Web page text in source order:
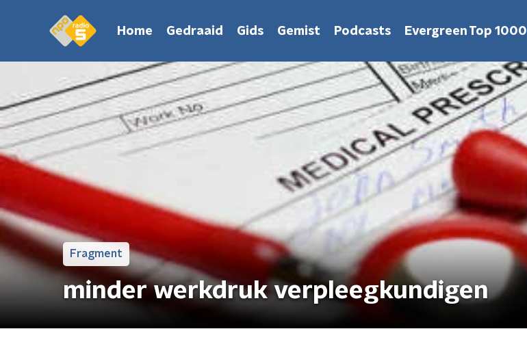
Home Gedraaid Gids Gemist Podcasts Evergreen Top 1000
Fragment
minder werkdruk verpleegkundigen